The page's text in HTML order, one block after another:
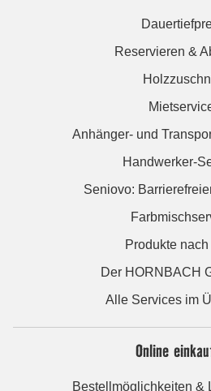
Reservieren &
Anhänger- und
Handwerker-
Seniovo:
Produkte
Der HORNBACH
Alle Services im
Online
Bestellmöglichkeiten &